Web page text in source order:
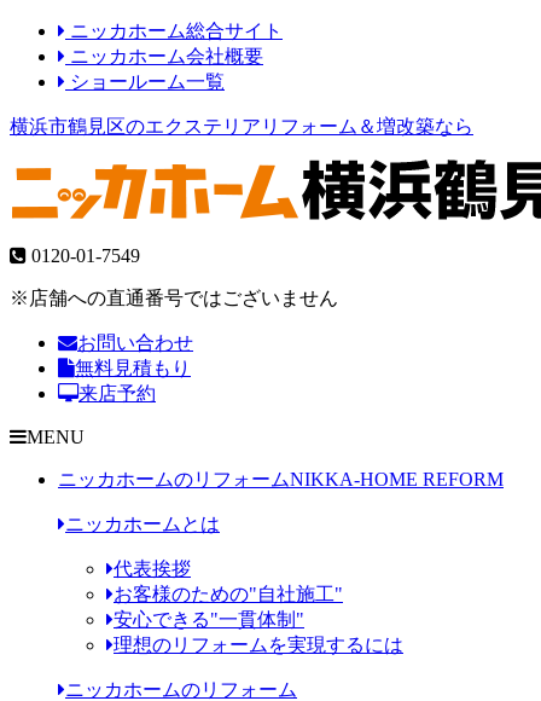
ニッカホーム総合サイト
ニッカホーム会社概要
ショールーム一覧
横浜市鶴見区のエクステリアリフォーム＆増改築なら
0120-01-7549
※店舗への直通番号ではございません
お問い合わせ
無料見積もり
来店予約
MENU
ニッカホームのリフォームNIKKA-HOME REFORM
ニッカホームとは
代表挨拶
お客様のための"自社施工"
安心できる"一貫体制"
理想のリフォームを実現するには
ニッカホームのリフォーム